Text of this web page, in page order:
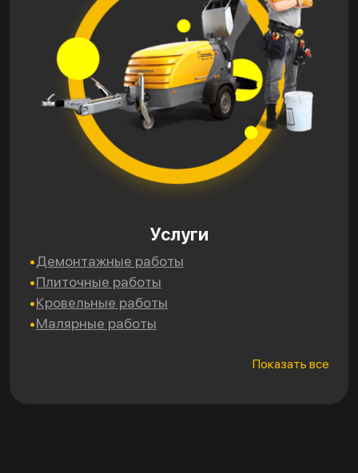
Услуги
Демонтажные работы
Плиточные работы
Кровельные работы
Малярные работы
Показать все